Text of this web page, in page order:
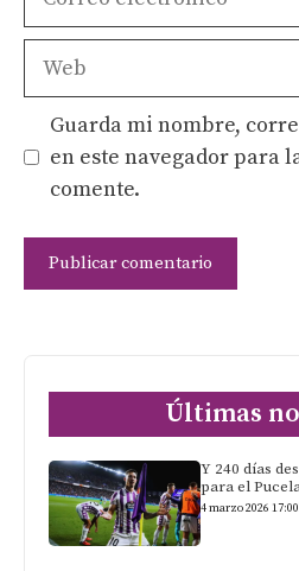
Web
Guarda mi nombre,
en este navegador para
comente.
Últimas
Y 240 días
para el
4 marzo 2026